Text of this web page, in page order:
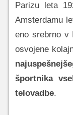
Parizu leta
Amsterdamu
eno srebrno v
osvojene
športnika
telovadbe.